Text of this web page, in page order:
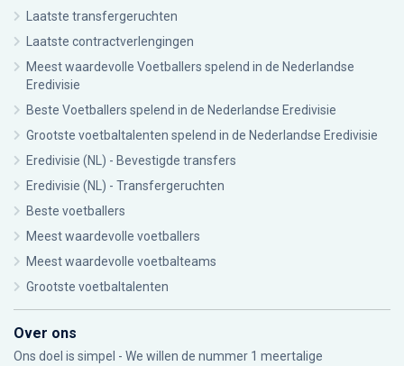
Laatste transfergeruchten
Laatste contractverlengingen
Meest waardevolle Voetballers spelend in de Nederlandse
Eredivisie
Beste Voetballers spelend in de Nederlandse Eredivisie
Grootste voetbaltalenten spelend in de Nederlandse Eredivisie
Eredivisie (NL) - Bevestigde transfers
Eredivisie (NL) - Transfergeruchten
Beste voetballers
Meest waardevolle voetballers
Meest waardevolle voetbalteams
Grootste voetbaltalenten
Over ons
Ons doel is simpel - We willen de nummer 1 meertalige